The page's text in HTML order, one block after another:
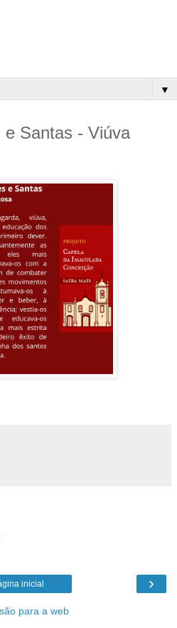
▼
e Santas - Viúva
›
inicial
para a web